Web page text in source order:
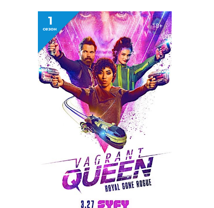
1
сезон 18+